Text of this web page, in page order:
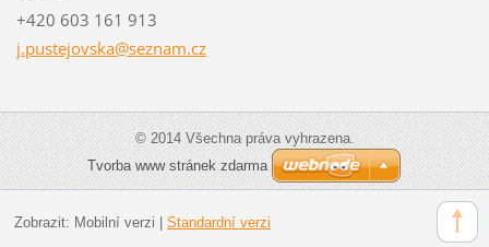
+420 603 161 913
j.pustejovska@seznam.cz
© 2014 Všechna práva vyhrazena.
Tvorba www stránek zdarma
Zobrazit: Mobilní verzi Standardní verzi